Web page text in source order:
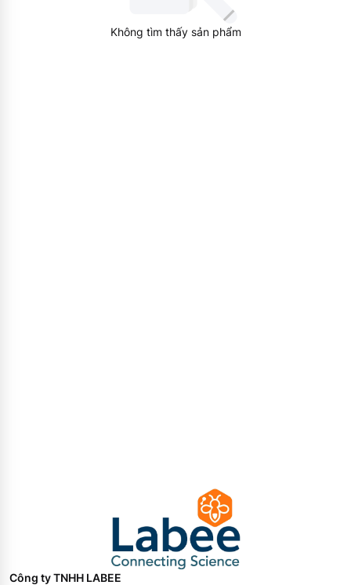
Không tìm thấy sản phẩm
Công ty TNHH LABEE